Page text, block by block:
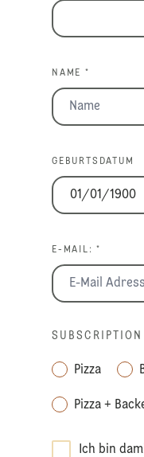
NAME *
GEBURTSDATUM
E-MAIL: *
SUBSCRIPTION
Pizza
Pizza +
Ich bin